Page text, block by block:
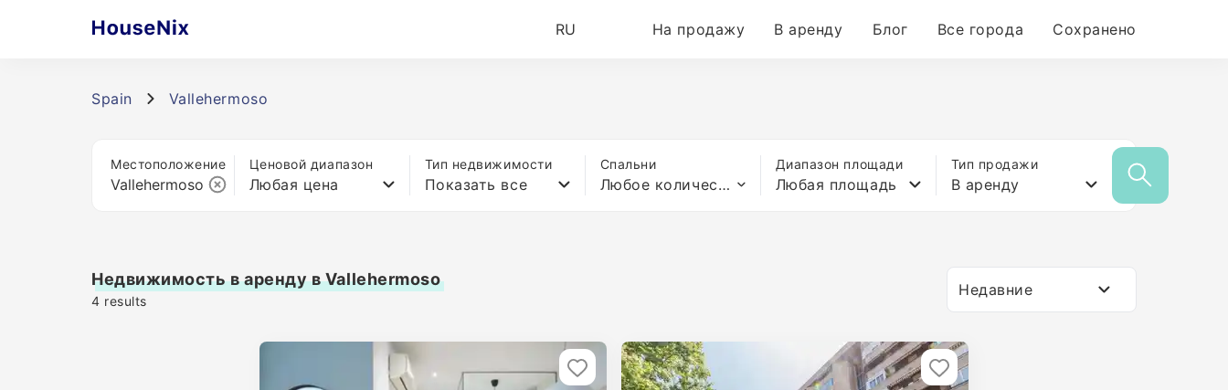
RU На продажу В аренду Блог Все города Сохранено
Spain Vallehermoso
Местоположение Ценовой диапазон
Любая цена
Тип недвижимости
Показать все
Спальни
Любое количество спален
Диапазон площади
Любая площадь
Тип продажи
В аренду
Недвижимость в аренду в Vallehermoso
4 results
Недавние